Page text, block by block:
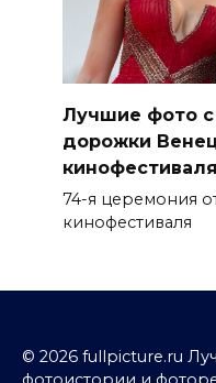
Лучшие фото с
дорожки
74-я церемония
кинофестиваля
© 2026 fullpicture.ru